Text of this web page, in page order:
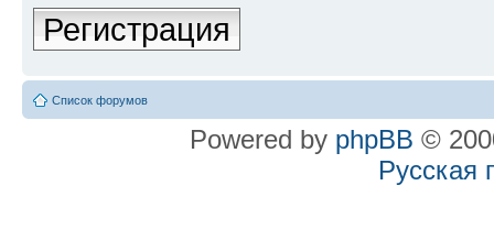
Регистрация
Список форумов
Powered by phpBB ©
Русская